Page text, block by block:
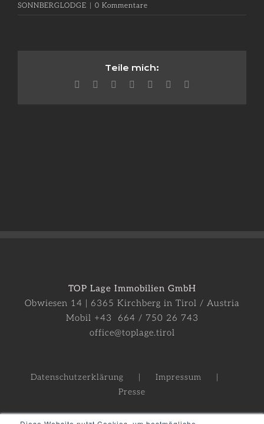
SONNBERGLODGE
0 Kommentare
Teile mich:
Facebook RedditLinkedInWhatsApp
Pinterest
TOP Lage Immobilien GmbH
Obwiesen 14 | 6365 Kirchberg in Tirol / Austria
Mobil +43 664 / 750 26 743
office@toplage.tirol
Datenschutzerklärung
Impressum
Presse